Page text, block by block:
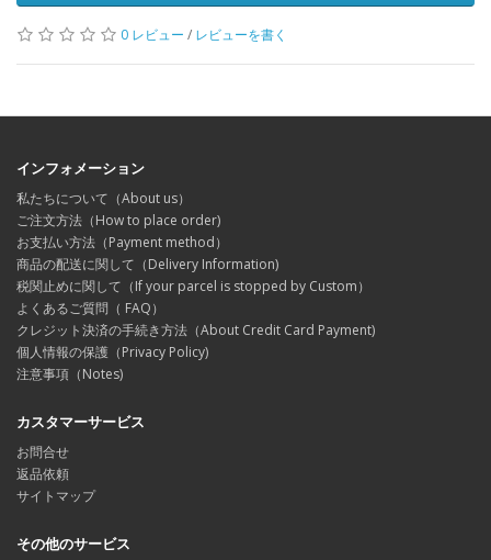
0 レビュー / レビューを書く
インフォメーション
私たちについて（About us）
ご注文方法（How to place order)
お支払い方法（Payment method）
商品の配送に関して（Delivery Information)
税関止めに関して（If your parcel is stopped by Custom）
よくあるご質問（ FAQ）
クレジット決済の手続き方法（About Credit Card Payment)
個人情報の保護（Privacy Policy)
注意事項（Notes)
カスタマーサービス
お問合せ
返品依頼
サイトマップ
その他のサービス